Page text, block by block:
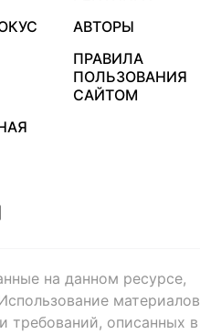
АВТОРЫ
ПРАВИЛА
ПОЛЬЗОВАНИЯ
САЙТОМ
на данном ресурсе,
материалов
требований, описанных в